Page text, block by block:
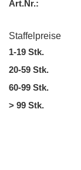
Art.Nr.:
Staffelpreise
1-19 Stk.
20-59 Stk.
60-99 Stk.
> 99 Stk.